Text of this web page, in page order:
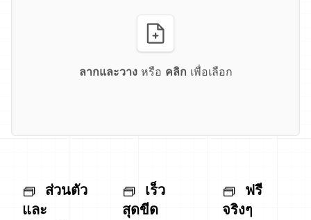
ลากและวางหรือ คลิก เพื่อเลือก
ส่วนตัว
และ
เร็ว
สุดขีด
ฟรี
จริงๆ